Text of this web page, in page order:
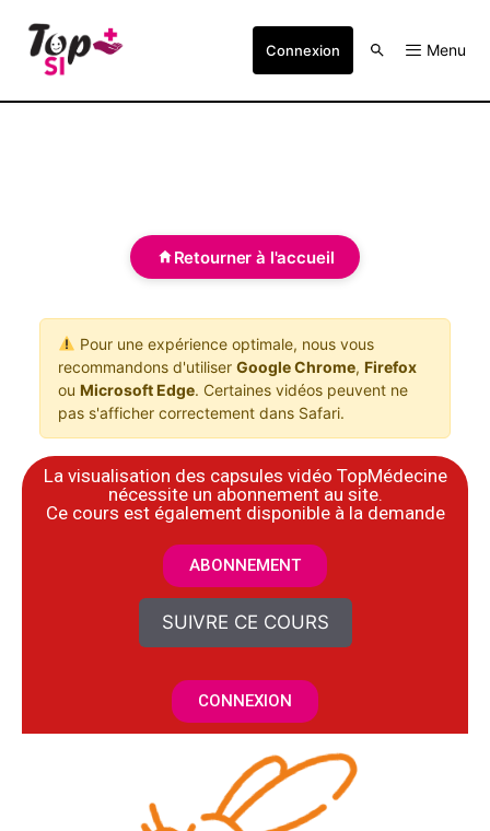
Connexion Menu
Retourner à l'accueil
Pour une expérience optimale, nous vous
recommandons d'utiliser Google Chrome, Firefox
ou Microsoft Edge. Certaines vidéos peuvent ne
pas s'afficher correctement dans Safari.
La visualisation des capsules vidéo TopMédecine
nécessite un abonnement au site.
​Ce cours est également disponible à la demande
ABONNEMENT
SUIVRE CE COURS
CONNEXION